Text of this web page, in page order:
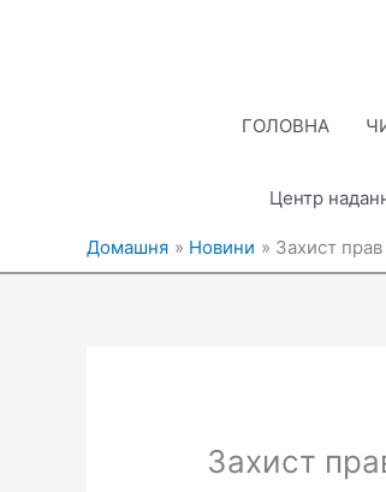
ГОЛОВНА
Центр
Домашня Новини Захист
Захист